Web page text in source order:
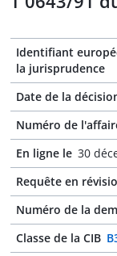
Identifiant
la jurisprudence
Date de la
Numéro de
En ligne le 30
Requête en
Numéro de la
Classe de la CIB